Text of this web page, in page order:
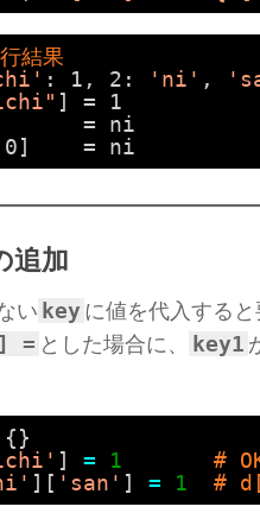
結果
: 1, 2: 'ni' ,
] = 1
= ni
= ni
追加
い key に値を代入する
= とした場合に、 key1
{}
] = 1
#
][ 'san' ] = 1 #